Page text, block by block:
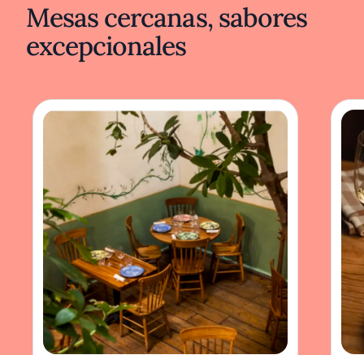
Mesas cercanas, sabores
excepcionales